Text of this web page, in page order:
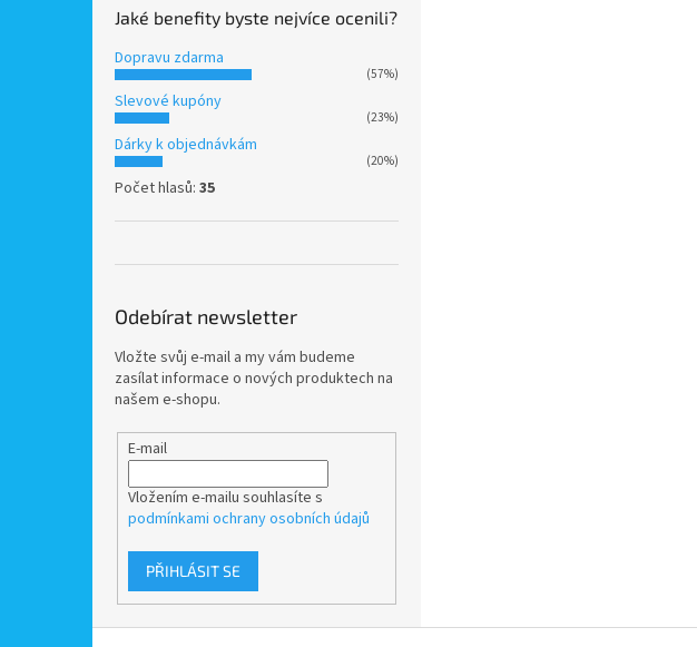
Jaké benefity byste nejvíce ocenili?
Dopravu zdarma
(57%)
Slevové kupóny
(23%)
Dárky k objednávkám
(20%)
Počet hlasů: 35
Odebírat newsletter
Vložte svůj e-mail a my vám budeme
zasílat informace o nových produktech na
našem e-shopu.
E-mail
Vložením e-mailu souhlasíte s
podmínkami ochrany osobních údajů
PŘIHLÁSIT SE